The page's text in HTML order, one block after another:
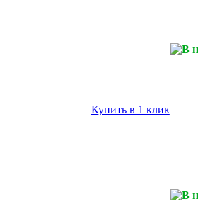
Купить в 1 клик